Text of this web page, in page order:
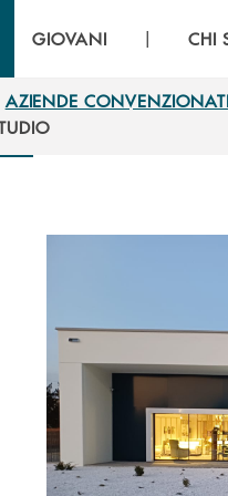
GIOVANI | CHI
AZIENDE
AZIENDE CONVENZIONATE